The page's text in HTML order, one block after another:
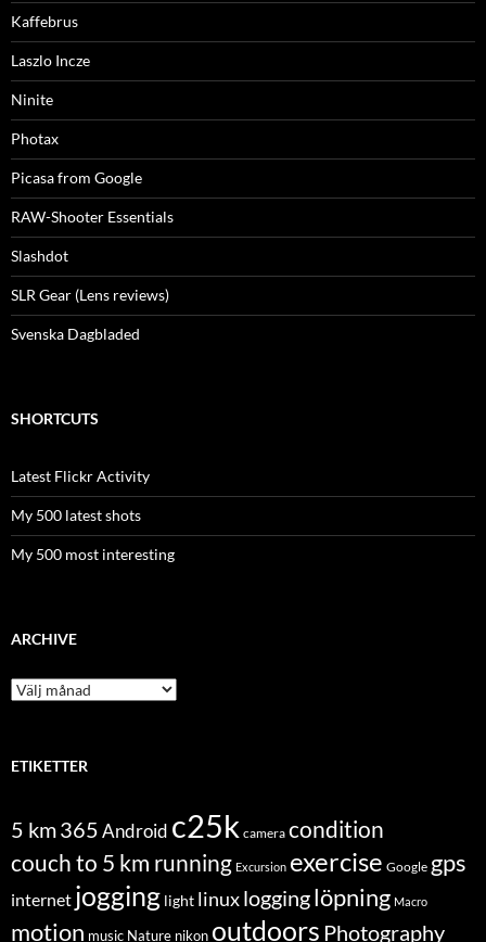
Kaffebrus
Laszlo Incze
Ninite
Photax
Picasa from Google
RAW-Shooter Essentials
Slashdot
SLR Gear (Lens reviews)
Svenska Dagbladed
SHORTCUTS
Latest Flickr Activity
My 500 latest shots
My 500 most interesting
ARCHIVE
Archive
ETIKETTER
5 km365Android c25k camera condition
couch to 5 km running Excursion exercise Google gps
internet jogging light linuxlogginglöpning Macro
motion music Nature nikon outdoors Photography